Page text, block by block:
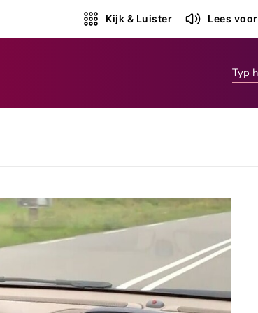
Kijk & Luister Lees voor